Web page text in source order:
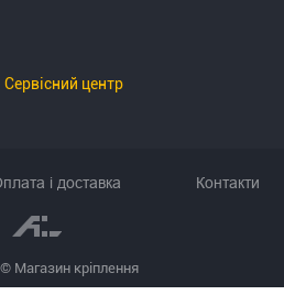
Сервісний центр
Магазин кріплення
і доставка Контакти